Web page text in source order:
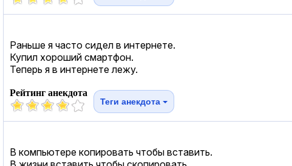
Раньше я часто сидел в интернете.
Купил хороший смартфон.
Теперь я в интернете лежу.
Рейтинг анекдота
Теги анекдота
В компьютере копировать чтобы вставить.